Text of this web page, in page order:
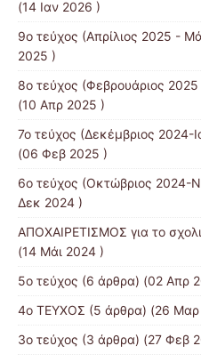
(14 Ιαν 2026 )
9o τεύχος (Απρίλιος 2025 -
2025 )
8o τεύχος (Φεβρουάριος
(10 Απρ 2025 )
7ο τεύχος (Δεκέμβριος 2024-
(06 Φεβ 2025 )
6o τεύχος (Οκτώβριος 2024-
Δεκ 2024 )
ΑΠΟΧΑΙΡΕΤΙΣΜΟΣ για το
(14 Μάι 2024 )
5ο τεύχος (6 άρθρα) (02 Απρ
4o ΤΕΥΧΟΣ (5 άρθρα) (26
3ο τεύχος (3 άρθρα) (27 Φεβ